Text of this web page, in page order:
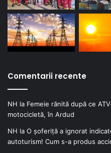
Comentarii recente
NH la Femeie rănită după ce
motocicletă, în Ardud
NH la O șoferiță a ignorat
autoturism! Cum s-a produs